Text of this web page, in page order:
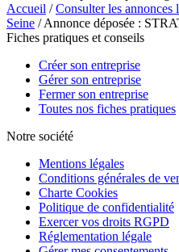
Accueil /Consulter les annonces
Seine / Annonce déposée :
Fiches pratiques et conseils
Créer son entreprise
Gérer son entreprise
Fermer son entreprise
Toutes nos fiches pratiques
Notre société
Mentions légales
Conditions générales de
Charte Cookies
Politique de confidentialité
Exercer vos droits RGPD
Réglementation légale